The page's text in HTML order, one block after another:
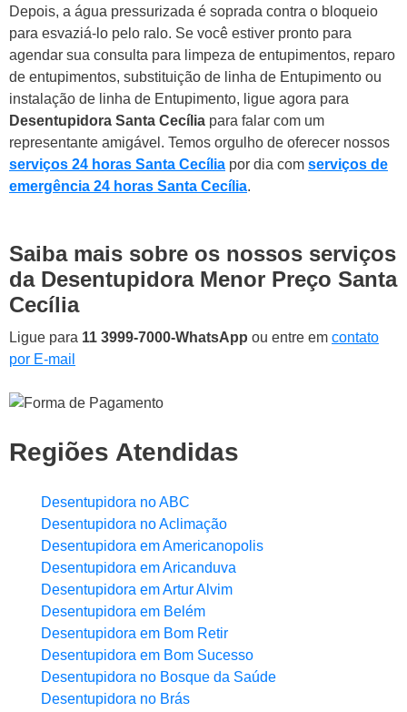
Depois, a água pressurizada é soprada contra o bloqueio
para esvaziá-lo pelo ralo. Se você estiver pronto para
agendar sua consulta para limpeza de entupimentos, reparo
de entupimentos, substituição de linha de Entupimento ou
instalação de linha de Entupimento, ligue agora para
Desentupidora Santa Cecília para falar com um
representante amigável. Temos orgulho de oferecer nossos
serviços 24 horas Santa Cecília por dia com serviços de
emergência 24 horas Santa Cecília.
Saiba mais sobre os nossos serviços
da Desentupidora Menor Preço Santa
Cecília
Ligue para 11 3999-7000-WhatsApp ou entre em contato
por E-mail
Regiões Atendidas
Desentupidora no ABC
Desentupidora no Aclimação
Desentupidora em Americanopolis
Desentupidora em Aricanduva
Desentupidora em Artur Alvim
Desentupidora em Belém
Desentupidora em Bom Retir
Desentupidora em Bom Sucesso
Desentupidora no Bosque da Saúde
Desentupidora no Brás